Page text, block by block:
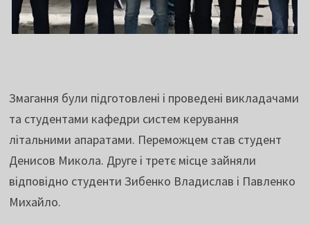
Змагання були підготовлені і проведені викладачами
та студентами кафедри систем керування
літальними апаратами. Переможцем став студент
Денисов Микола. Друге і третє місце зайняли
відповідно студенти Зибенко Владислав і Павленко
Михайло.